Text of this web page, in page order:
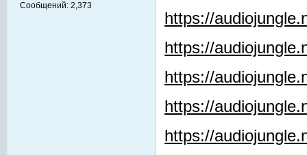
Сообщений: 2,373
https://
https://
https://
https://
https://